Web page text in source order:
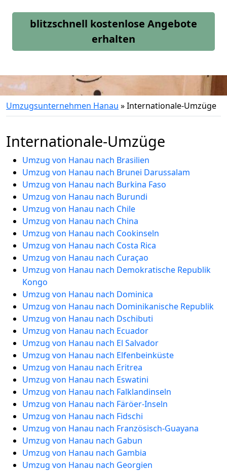
blitzschnell kostenlose Angebote
erhalten
Umzugsunternehmen Hanau »Internationale-Umzüge
Internationale-Umzüge
Umzug von Hanau nach Brasilien
Umzug von Hanau nach Brunei Darussalam
Umzug von Hanau nach Burkina Faso
Umzug von Hanau nach Burundi
Umzug von Hanau nach Chile
Umzug von Hanau nach China
Umzug von Hanau nach Cookinseln
Umzug von Hanau nach Costa Rica
Umzug von Hanau nach Curaçao
Umzug von Hanau nach Demokratische Republik
Kongo
Umzug von Hanau nach Dominica
Umzug von Hanau nach Dominikanische Republik
Umzug von Hanau nach Dschibuti
Umzug von Hanau nach Ecuador
Umzug von Hanau nach El Salvador
Umzug von Hanau nach Elfenbeinküste
Umzug von Hanau nach Eritrea
Umzug von Hanau nach Eswatini
Umzug von Hanau nach Falklandinseln
Umzug von Hanau nach Färöer-Inseln
Umzug von Hanau nach Fidschi
Umzug von Hanau nach Französisch-Guayana
Umzug von Hanau nach Gabun
Umzug von Hanau nach Gambia
Umzug von Hanau nach Georgien